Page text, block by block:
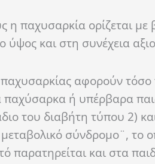
η παχυσαρκία ορίζεται
και στη συνέχεια
αφορούν
παχύσαρκα ή υπέρβαρα
του διαβήτη τύπου 2)
σύνδρομο¨, το
και στα